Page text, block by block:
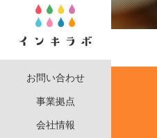
お問い合わせ
事業拠点
会社情報